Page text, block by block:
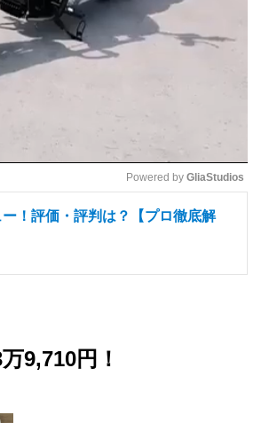
t
Powered by GliaStudios
！評価・評判は？【プロ徹底解
9,710円！